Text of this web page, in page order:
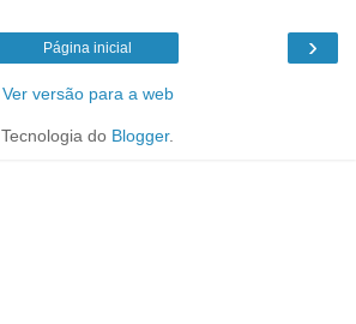
›
Página inicial
Ver versão para a web
Tecnologia do Blogger.